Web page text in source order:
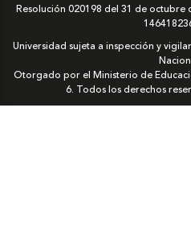
Resolución 020198 del 31 de
Universidad sujeta a inspección y
Otorgado por el Ministerio de
6. Todos los derechos